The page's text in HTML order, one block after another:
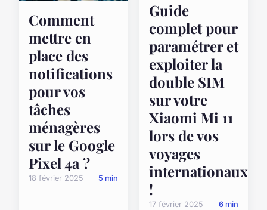
Comment
mettre en
place des
notifications
pour vos
tâches
ménagères
sur le Google
Pixel 4a ?
18 février 2025 5 min
Guide
complet pour
paramétrer et
exploiter la
double SIM
sur votre
Xiaomi Mi 11
lors de vos
voyages
internationaux
!
17 février 2025 6 min